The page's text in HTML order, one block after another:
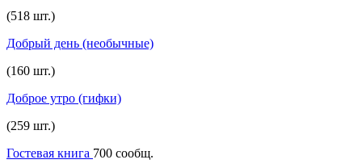
(518 шт.)
Добрый день (необычные)
(160 шт.)
Доброе утро (гифки)
(259 шт.)
Гостевая книга 700 сообщ.